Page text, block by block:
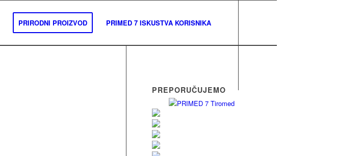
PRIRODNI PROIZVOD PRIMED 7 ISKUSTVA KORISNIKA
PREPORUČUJEMO